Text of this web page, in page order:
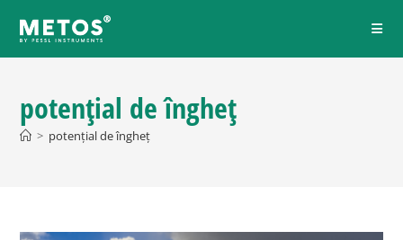
potențial de îngheț
> potențial de îngheț